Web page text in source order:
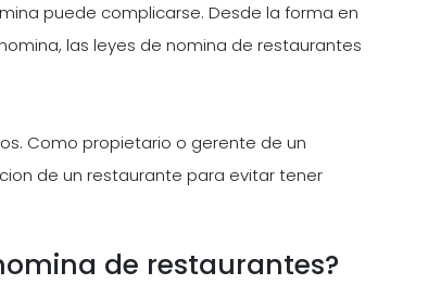
puede complicarse. Desde la forma en
las leyes de nomina de restaurantes
Como propietario o gerente de un
de un restaurante para evitar tener
de restaurantes?